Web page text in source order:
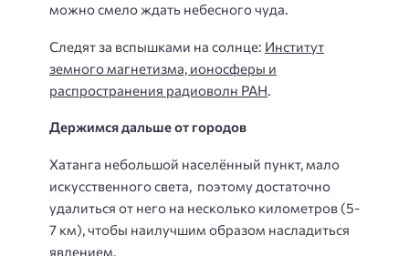
можно смело ждать небесного чуда.
Следят за вспышками на солнце: Институт
земного магнетизма, ионосферы и
распространения радиоволн РАН.
Держимся дальше от городов
Хатанга небольшой населённый пункт, мало
искусственного света, поэтому достаточно
удалиться от него на несколько километров (5-
7 км), чтобы наилучшим образом насладиться
явлением.